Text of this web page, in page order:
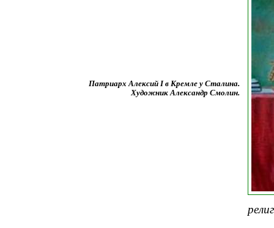
Патриарх Алексий I в Кремле у Сталина.
Художник Александр Смолин.